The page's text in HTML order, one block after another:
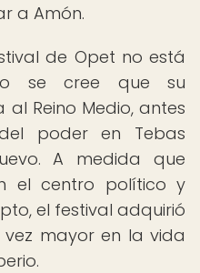
a Amón.
de Opet no está
se cree que su
Reino Medio, antes
poder en Tebas
A medida que
el centro político y
el festival adquirió
mayor en la vida